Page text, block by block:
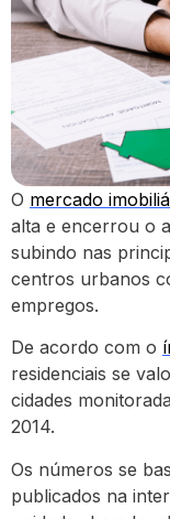
O mercado
alta e encerrou o
subindo nas
centros urbanos
empregos.
De acordo com o
residenciais se
cidades
2014.
Os números se
publicados na